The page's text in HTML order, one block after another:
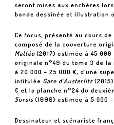
seront mises aux enchères
bande dessinée et illustration
Ce focus, présenté au cours
composé de la couverture
Mattéo (2017) estimée à 45
originale n°49 du tome 3 de la
à 20 000 – 25 000 €, d’une
intitulée Gare d'Austerlitz
€ et la planche n°24 du
Sursis (1999) estimée à 5 000 –
Dessinateur et scénariste